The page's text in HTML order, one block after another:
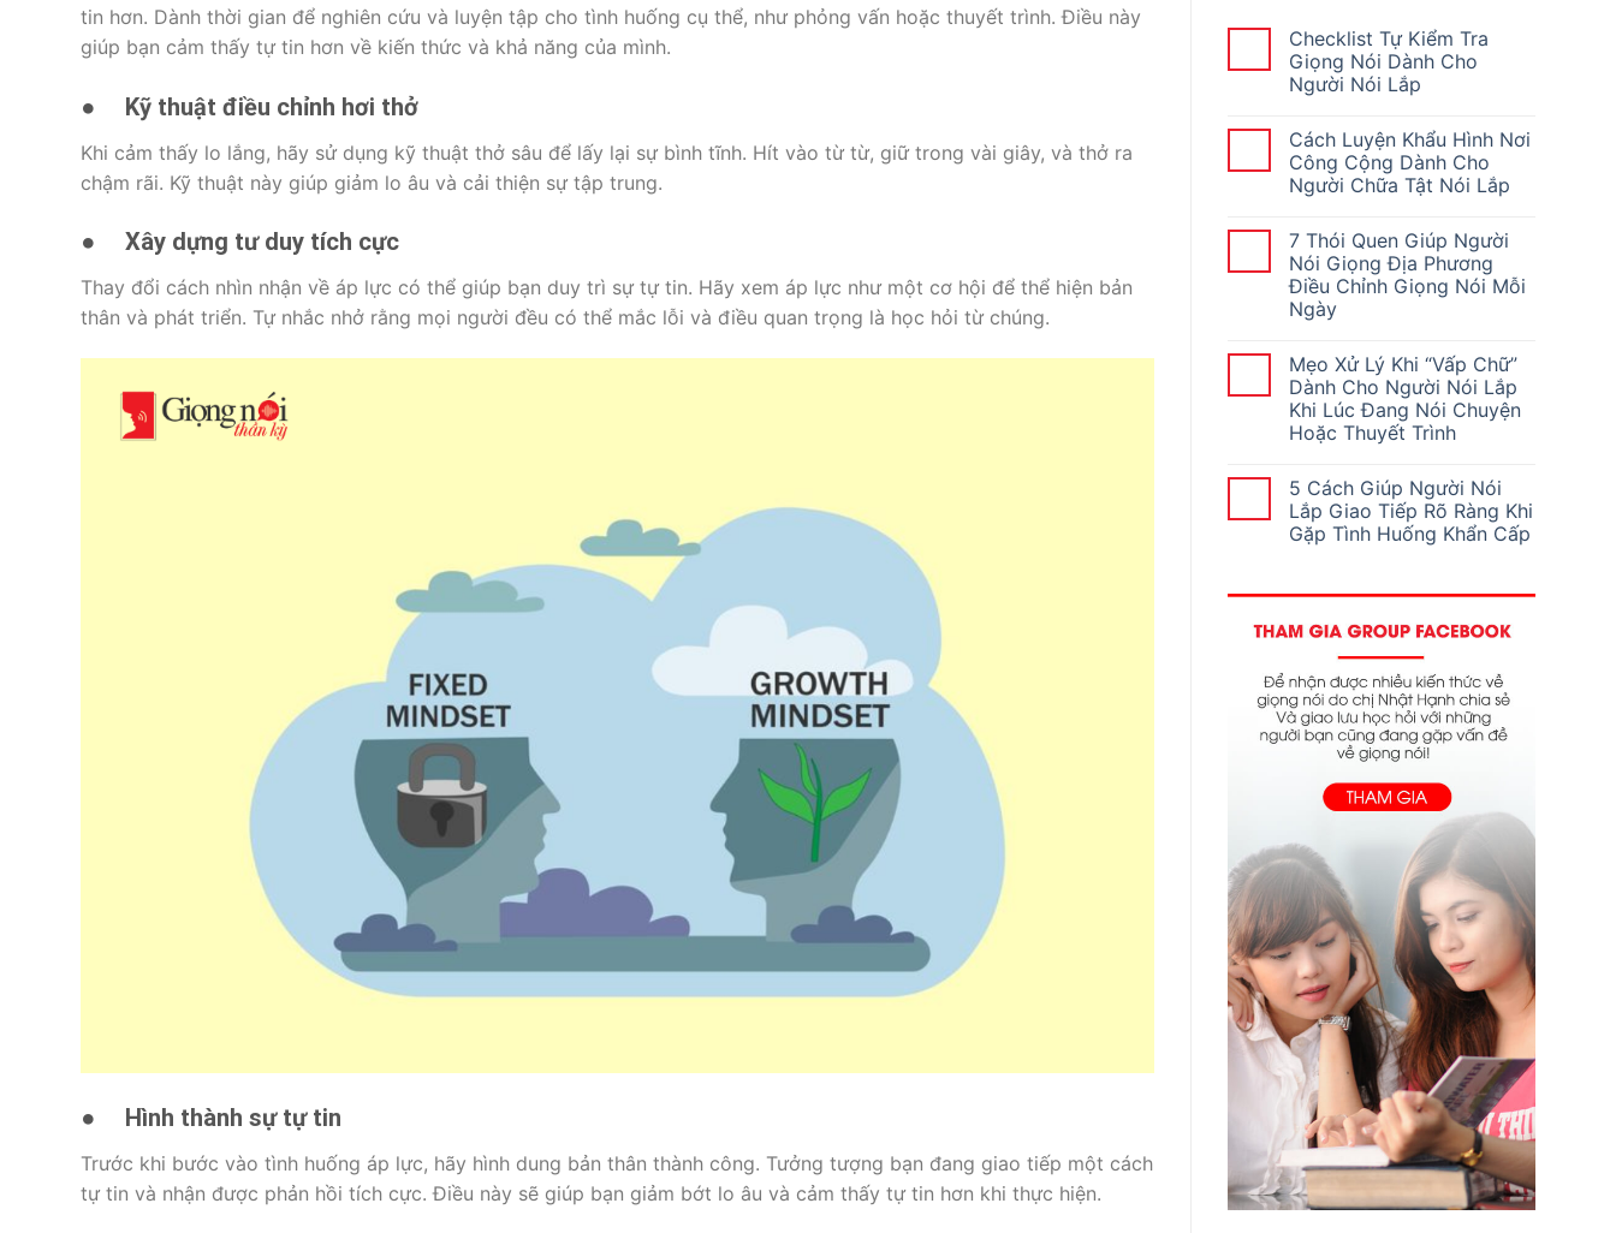
tin hơn. Dành thời gian để nghiên cứu và luyện tập cho tình huống cụ thể, như phỏng vấn hoặc thuyết trình. Điều này
giúp bạn cảm thấy tự tin hơn về kiến thức và khả năng của mình.
● Kỹ thuật điều chỉnh hơi thở
Khi cảm thấy lo lắng, hãy sử dụng kỹ thuật thở sâu để lấy lại sự bình tĩnh. Hít vào từ từ, giữ trong vài giây, và thở ra
chậm rãi. Kỹ thuật này giúp giảm lo âu và cải thiện sự tập trung.
● Xây dựng tư duy tích cực
Thay đổi cách nhìn nhận về áp lực có thể giúp bạn duy trì sự tự tin. Hãy xem áp lực như một cơ hội để thể hiện bản
thân và phát triển. Tự nhắc nhở rằng mọi người đều có thể mắc lỗi và điều quan trọng là học hỏi từ chúng.
● Hình thành sự tự tin
Trước khi bước vào tình huống áp lực, hãy hình dung bản thân thành công. Tưởng tượng bạn đang giao tiếp một cách
tự tin và nhận được phản hồi tích cực. Điều này sẽ giúp bạn giảm bớt lo âu và cảm thấy tự tin hơn khi thực hiện.
Checklist Tự Kiểm Tra
Giọng Nói Dành Cho
Người Nói Lắp
Cách Luyện Khẩu Hình Nơi
Công Cộng Dành Cho
Người Chữa Tật Nói Lắp
7 Thói Quen Giúp Người
Nói Giọng Địa Phương
Điều Chỉnh Giọng Nói Mỗi
Ngày
Mẹo Xử Lý Khi “Vấp Chữ”
Dành Cho Người Nói Lắp
Khi Lúc Đang Nói Chuyện
Hoặc Thuyết Trình
5 Cách Giúp Người Nói
Lắp Giao Tiếp Rõ Ràng Khi
Gặp Tình Huống Khẩn Cấp